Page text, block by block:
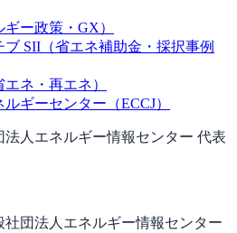
ー政策・GX）
SII（省エネ補助金・採択事例
ネ・再エネ）
ギーセンター（ECCJ）
人エネルギー情報センター 代表
社団法人エネルギー情報センター